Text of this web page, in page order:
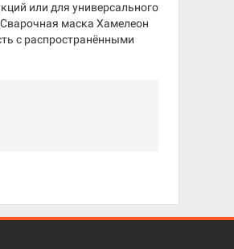
или для универсального
маска Хамелеон
с распространёнными